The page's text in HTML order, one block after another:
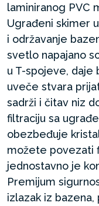
laminiranog PVC
Ugrađeni skimer
i održavanje
svetlo napajano
u T-spojeve, daje
uveče stvara
sadrži i čitav niz
filtraciju sa
obezbeđuje
možete povezati
jednostavno je
Premijum
izlazak iz